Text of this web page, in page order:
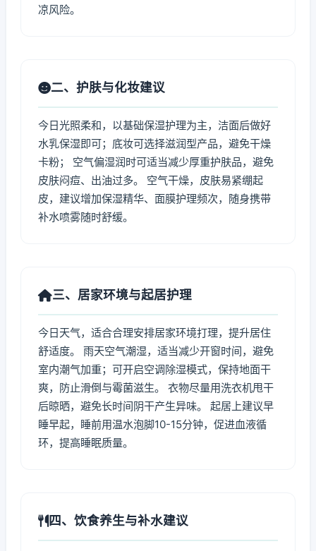
凉风险。
二、护肤与化妆建议
今日光照柔和，以基础保湿护理为主，洁面后做好
水乳保湿即可；底妆可选择滋润型产品，避免干燥
卡粉； 空气偏湿润时可适当减少厚重护肤品，避免
皮肤闷痘、出油过多。 空气干燥，皮肤易紧绷起
皮，建议增加保湿精华、面膜护理频次，随身携带
补水喷雾随时舒缓。
三、居家环境与起居护理
今日天气，适合合理安排居家环境打理，提升居住
舒适度。 雨天空气潮湿，适当减少开窗时间，避免
室内潮气加重；可开启空调除湿模式，保持地面干
爽，防止滑倒与霉菌滋生。 衣物尽量用洗衣机甩干
后晾晒，避免长时间阴干产生异味。 起居上建议早
睡早起，睡前用温水泡脚10-15分钟，促进血液循
环，提高睡眠质量。
四、饮食养生与补水建议